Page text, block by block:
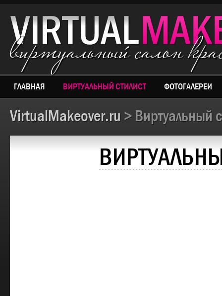
виртуальный салон
ГЛАВНАЯ ВИРТУАЛЬНЫЙ СТИЛИСТ ФОТОГАЛЕРЕИ
VirtualMakeover.ru > Виртуальный